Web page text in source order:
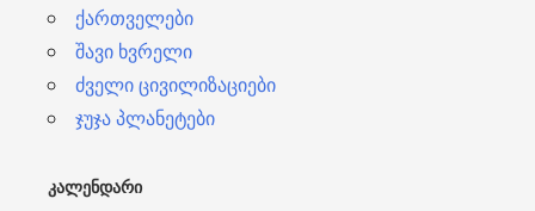
ქართველები
შავი ხვრელი
ძველი ცივილიზაციები
ჯუჯა პლანეტები
ᲙᲐᲚᲔᲜᲓᲐᲠᲘ